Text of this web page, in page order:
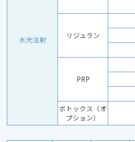
水光注射 リジュラン
PRP
ボトックス（オ
プション）